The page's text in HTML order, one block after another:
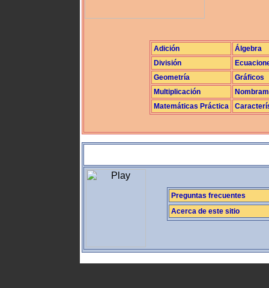
Adición
Álgebra
División
Geometría
Gráficos
Multiplicación
Matemáticas Práctica
Preguntas frecuentes
Acerca de este sitio